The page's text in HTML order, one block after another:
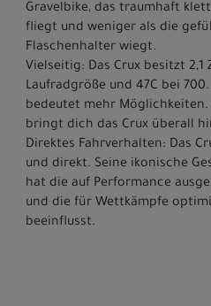
Gravelbike, das traumhaft
fliegt und weniger als die
Flaschenhalter wiegt.
Vielseitig: Das Crux besitzt
Laufradgröße und 47C bei
bedeutet mehr Möglichkeiten.
bringt dich das Crux überall
Direktes Fahrverhalten: Das
und direkt. Seine ikonische
hat die auf Performance
und die für Wettkämpfe
beeinflusst.